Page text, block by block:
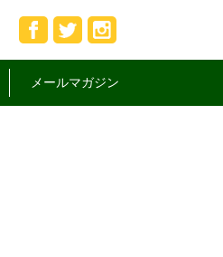
メールマガジン